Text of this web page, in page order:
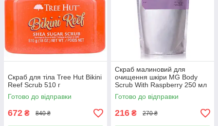
Скраб для тіла Tree Hut Bikini
Reef Scrub 510 г
Готово до відправки
672 ₴ 840 ₴
Скраб малиновий для
очищення шкіри MG Body
Scrub With Raspberry 250 мл
Готово до відправки
216 ₴ 270 ₴